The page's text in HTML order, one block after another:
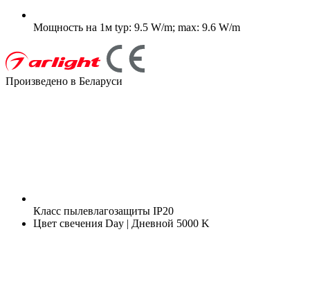
Мощность на 1м typ: 9.5 W/m; max: 9.6 W/m
Произведено в Беларуси
Класс пылевлагозащиты IP20
Цвет свечения Day | Дневной 5000 K